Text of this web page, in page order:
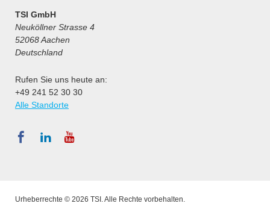
TSI GmbH
Neuköllner Strasse 4
52068 Aachen
Deutschland
Rufen Sie uns heute an:
+49 241 52 30 30
Alle Standorte
Urheberrechte © 2026 TSI. Alle Rechte vorbehalten.